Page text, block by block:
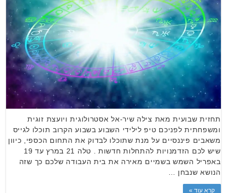
תחזית שבועית מאת צילה שיר-אל אסטרולוגית ויועצת זוגית
ומשפחתית לפניכם טיפ לילידי השבוע בשבוע הקרוב תוכלו לגייס
משאבים פיננסיים על מנת שתוכלו לבדוק את התחום הכספי, כיוון
שיש לכם הזדמנויות להתחלות חדשות . טלה 21 במרץ עד 19
באפריל השמש בשמיים מאירה את בית העבודה שלכם כך שזה
הנושא שנבחן …
קרא עוד »